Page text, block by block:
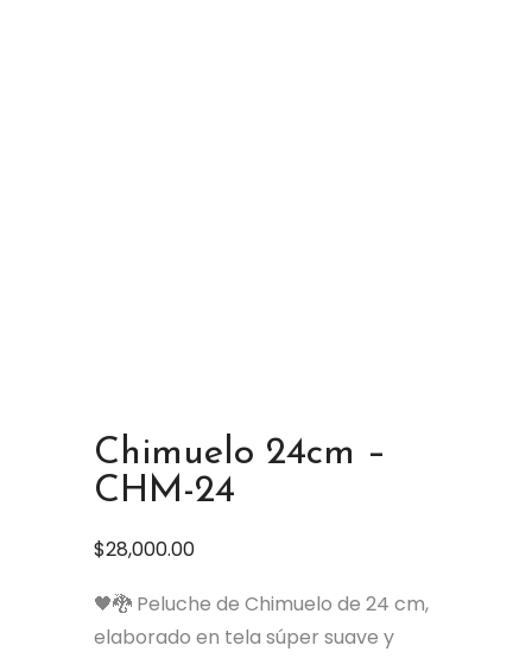
Chimuelo 24cm –
CHM-24
$28,000.00
🖤🐉 Peluche de Chimuelo de 24 cm,
elaborado en tela súper suave y